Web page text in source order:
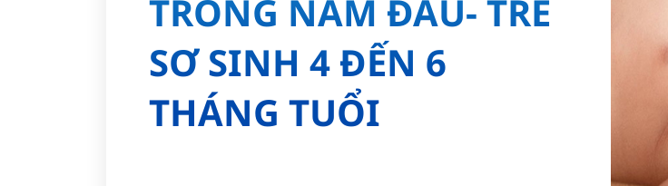
TRONG NĂM ĐẦU- TRẺ
SƠ SINH 4 ĐẾN 6
THÁNG TUỔI